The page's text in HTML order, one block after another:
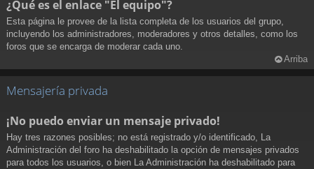
¿Qué es el enlace "El equipo"?
Esta página le provee de la lista completa de los usuarios del grupo,
incluyendo los administradores, moderadores y otros detalles, como los
foros que se encarga de moderar cada uno.
Arriba
Mensajería privada
¡No puedo enviar un mensaje privado!
Hay tres razones posibles; no está registrado y/o identificado, La
Administración del foro ha deshabilitado la opción de mensajes privados
para todos los usuarios, o bien La Administración ha deshabilitado para